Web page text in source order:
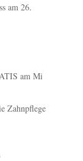
am 26.
am Mi
Zahnpflege